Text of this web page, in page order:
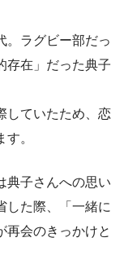
。ラグビー部だっ
存在」だった典子
していたため、恋
。
典子さんへの思い
した際、「一緒に
再会のきっかけと